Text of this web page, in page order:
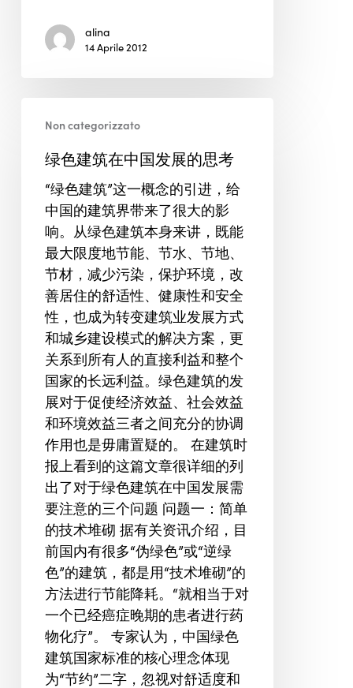
alina
14 Aprile 2012
Non categorizzato
绿色建筑在中国发展的思考
“绿色建筑”这一概念的引进，给
中国的建筑界带来了很大的影
响。从绿色建筑本身来讲，既能
最大限度地节能、节水、节地、
节材，减少污染，保护环境，改
善居住的舒适性、健康性和安全
性，也成为转变建筑业发展方式
和城乡建设模式的解决方案，更
关系到所有人的直接利益和整个
国家的长远利益。绿色建筑的发
展对于促使经济效益、社会效益
和环境效益三者之间充分的协调
作用也是毋庸置疑的。 在建筑时
报上看到的这篇文章很详细的列
出了对于绿色建筑在中国发展需
要注意的三个问题 问题一：简单
的技术堆砌 据有关资讯介绍，目
前国内有很多“伪绿色”或“逆绿
色”的建筑，都是用“技术堆砌”的
方法进行节能降耗。“就相当于对
一个已经癌症晚期的患者进行药
物化疗”。 专家认为，中国绿色
建筑国家标准的核心理念体现
为“节约”二字，忽视对舒适度和